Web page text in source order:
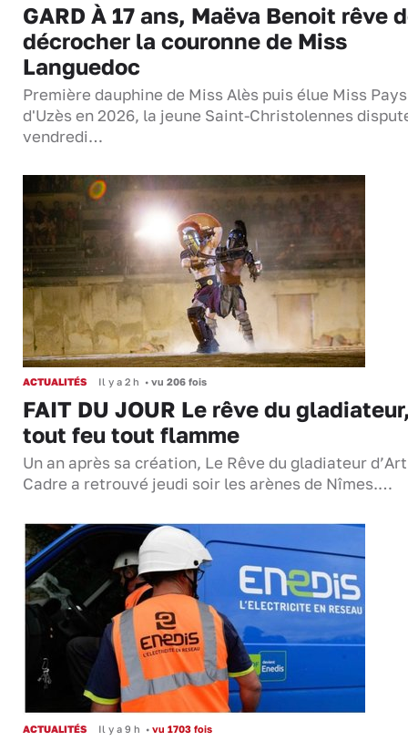
GARD À 17 ans, Maëva Benoit rêve
décrocher la couronne de Miss
Languedoc
Première dauphine de Miss Alès puis élue Miss Pays
d'Uzès en 2026, la jeune Saint-Christolennes
vendredi…
ACTUALITÉS Il y a 2 h • vu 206 fois
FAIT DU JOUR Le rêve du
tout feu tout flamme
Un an après sa création, Le Rêve du gladiateur
Cadre a retrouvé jeudi soir les arènes de Nîmes.…
ACTUALITÉS Il y a 9 h • vu 1703 fois